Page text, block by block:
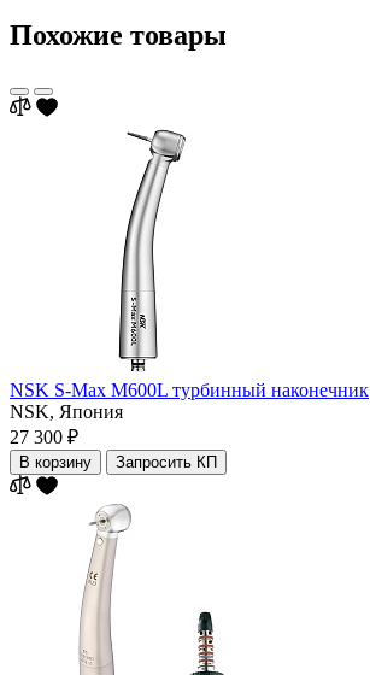
Похожие товары
NSK S-Max M600L турбинный наконечник
NSK, Япония
27 300 ₽
В корзину Запросить КП